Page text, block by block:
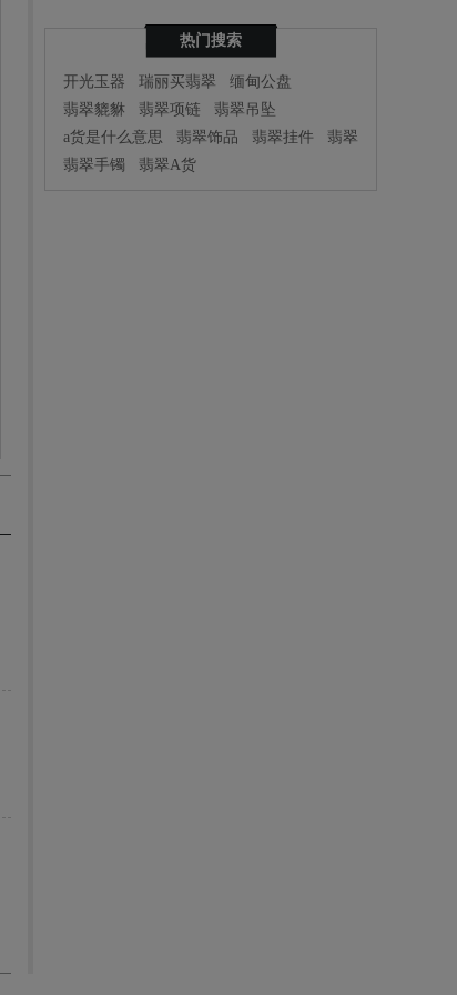
热门搜索
开光玉器 瑞丽买翡翠
缅甸公盘
翡翠貔貅
翡翠项链
翡翠吊坠
a货是什么意思
翡翠饰品 翡翠挂件
翡翠
翡翠手镯
翡翠A货